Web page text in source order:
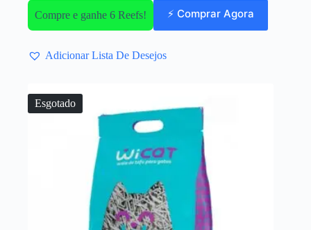
Compre e ganhe 6 Reefs! ⚡ Comprar Agora
Adicionar Lista De Desejos
Esgotado